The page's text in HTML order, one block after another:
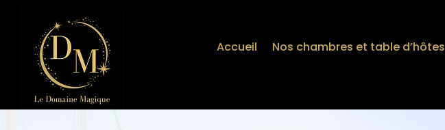
Accueil Nos chambres et table d’hôtes